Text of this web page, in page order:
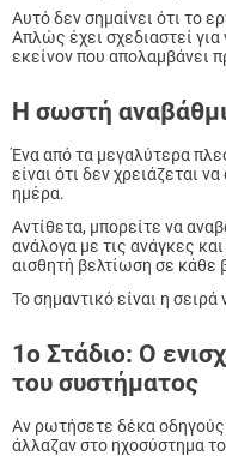
Αυτό δεν σημαίνει ότι το
Απλώς έχει σχεδιαστεί για
εκείνον που απολαμβάνει
Η σωστή
Ένα από τα μεγαλύτερα
είναι ότι δεν χρειάζεται
ημέρα.
Αντίθετα, μπορείτε να
ανάλογα με τις ανάγκες
αισθητή βελτίωση σε κάθε
Το σημαντικό είναι η σειρά
1ο Στάδιο: Ο
του συστήματος
Αν ρωτήσετε δέκα οδηγούς
άλλαζαν στο ηχοσύστημα